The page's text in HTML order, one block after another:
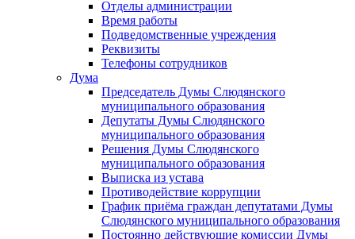
Отделы администрации
Время работы
Подведомственные учреждения
Реквизиты
Телефоны сотрудников
Дума
Председатель Думы Слюдянского
муниципального образования
Депутаты Думы Слюдянского
муниципального образования
Решения Думы Слюдянского
муниципального образования
Выписка из устава
Противодействие коррупции
График приёма граждан депутатами Думы
Слюдянского муниципального образования
Постоянно действующие комиссии Думы